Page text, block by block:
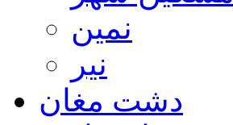
نمین
نیر
دشت مغان